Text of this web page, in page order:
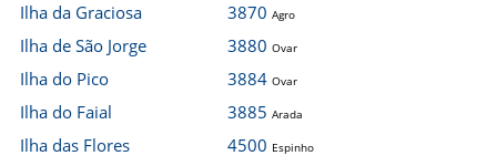
Ilha da Graciosa
Ilha de São Jorge
Ilha do Pico
Ilha do Faial
Ilha das Flores
3870 Agro
3880 Ovar
3884 Ovar
3885 Arada
4500 Espinho